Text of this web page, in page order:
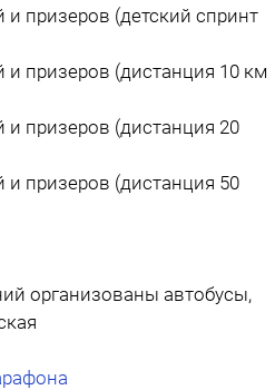
призеров (детский спринт
и призеров (дистанция 10 км
и призеров (дистанция 20
и призеров (дистанция 50
организованы автобусы,